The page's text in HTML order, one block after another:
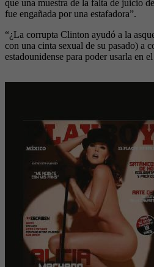
que una muestra de la falta de juicio
fue engañada por una estafadora”.
“¿La corrupta Clinton ayudó a la
con una cinta sexual de su pasado) a
estadounidense para poder usarla en el